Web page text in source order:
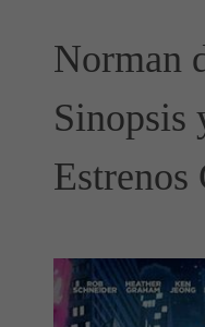
Norman
Sinopsis
Estrenos